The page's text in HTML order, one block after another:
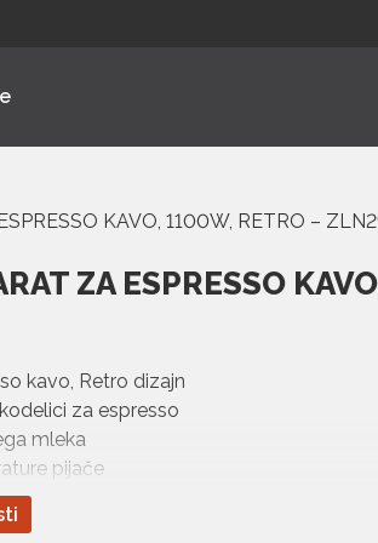
KAVO, 1100W, RETRO –
ZA ESPRESSO
kavo, Retro dizajn
za espresso
mleka
pijače
lit.